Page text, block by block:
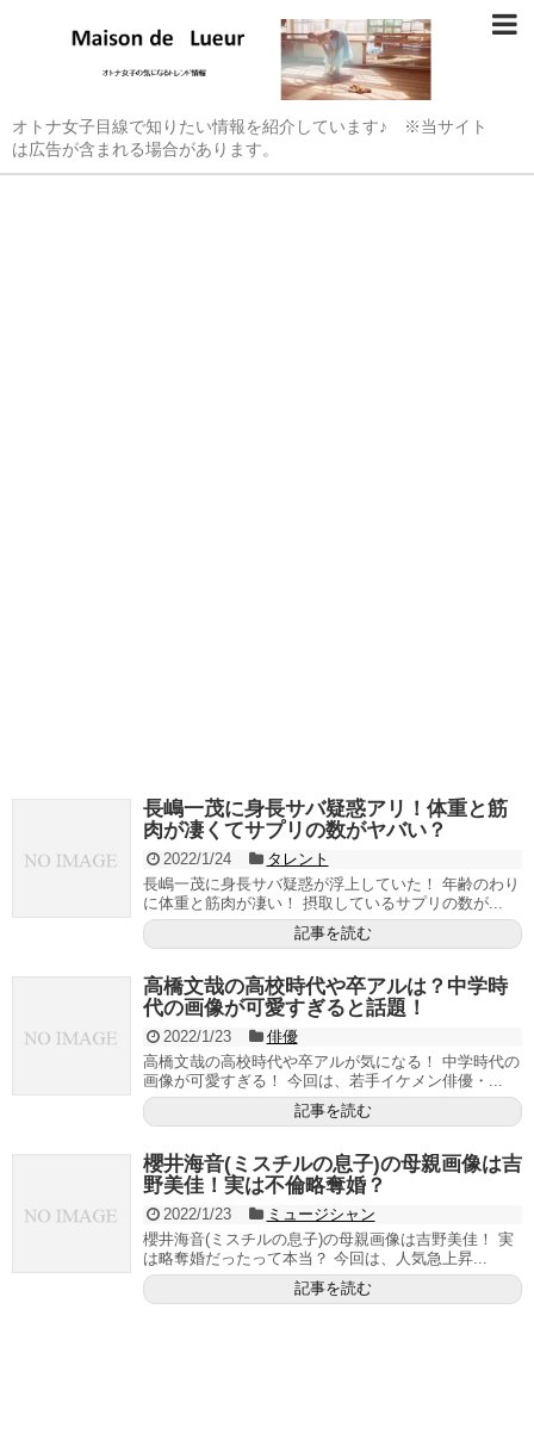
オトナ女子目線で知りたい情報を紹介しています♪ ※当サイト
は広告が含まれる場合があります。
長嶋一茂に身長サバ疑惑アリ！体重と筋
肉が凄くてサプリの数がヤバい？
2022/1/24
タレント
長嶋一茂に身長サバ疑惑が浮上していた！ 年齢のわり
に体重と筋肉が凄い！ 摂取しているサプリの数が...
記事を読む
高橋文哉の高校時代や卒アルは？中学時
代の画像が可愛すぎると話題！
2022/1/23
俳優
高橋文哉の高校時代や卒アルが気になる！ 中学時代の
画像が可愛すぎる！ 今回は、若手イケメン俳優・...
記事を読む
櫻井海音(ミスチルの息子)の母親画像は吉
野美佳！実は不倫略奪婚？
2022/1/23
ミュージシャン
櫻井海音(ミスチルの息子)の母親画像は吉野美佳！ 実
は略奪婚だったって本当？ 今回は、人気急上昇...
記事を読む